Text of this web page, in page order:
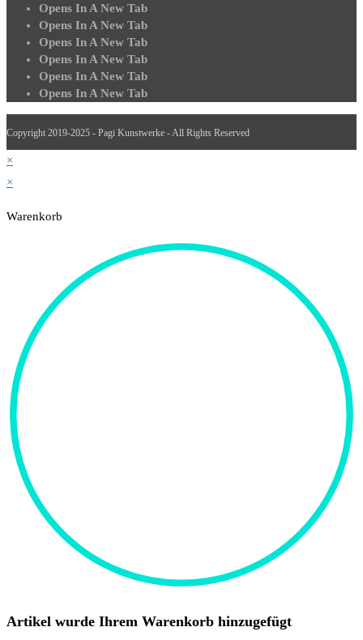
Opens In A New Tab
Opens In A New Tab
Opens In A New Tab
Opens In A New Tab
Opens In A New Tab
Opens In A New Tab
Copyright 2019-2025 - Pagi Kunstwerke - All Rights Reserved
×
×
Warenkorb
Artikel wurde Ihrem Warenkorb hinzugefügt